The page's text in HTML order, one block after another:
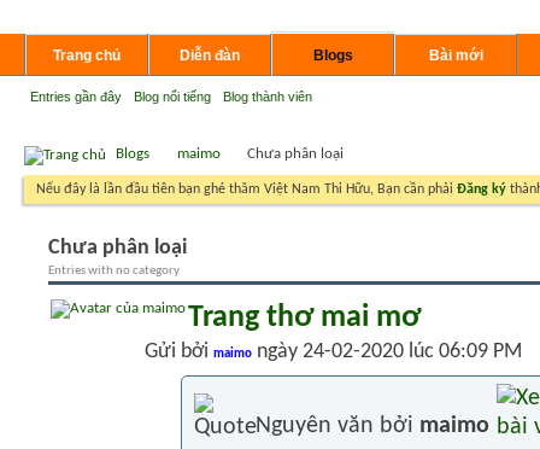
Trang chủ Diễn đàn Blogs
Entries gần đây Blog nổi tiếng Blog thành viên
Bài mới
Blogs maimo Chưa phân loại
Nếu đây là lần đầu tiên bạn ghé thăm Việt Nam Thi Hữu, Bạn cần phải Đăng ký
Chưa phân loại
Entries with no category
Trang thơ mai mơ
Gửi bởi maimo ngày 24-02-2020 lúc 06:09 PM
Nguyên văn bởi maimo